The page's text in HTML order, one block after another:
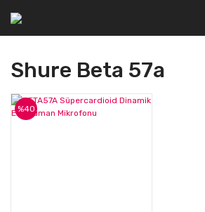
Shure Beta 57a
%40